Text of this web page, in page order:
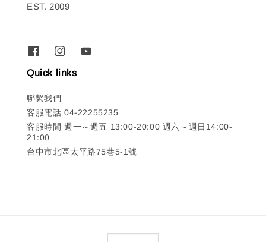
EST. 2009
Quick links
聯繫我們
客服電話 04-22255235
客服時間 週一～週五 13:00-20:00 週六～週日14:00-
21:00
台中市北區太平路75巷5-1號